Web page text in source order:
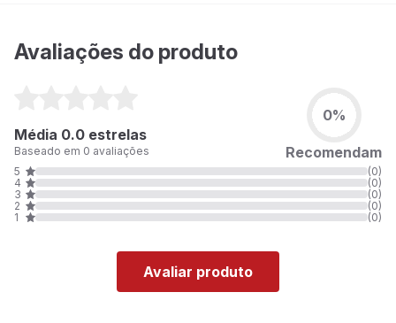
Avaliações do produto
Média 0.0 estrelas
Baseado em 0 avaliações
0%
Recomendam
5
(0)
4
(0)
3
(0)
2
(0)
1
(0)
Avaliar produto